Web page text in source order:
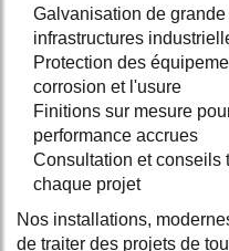
Galvanisation de
infrastructures
Protection des
corrosion et l'usure
Finitions sur mesure
performance accrues
Consultation et conseils
chaque projet
Nos installations,
de traiter des projets de